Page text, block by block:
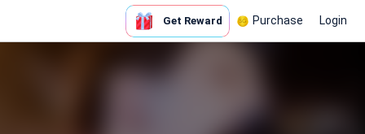
Get Reward Purchase Login